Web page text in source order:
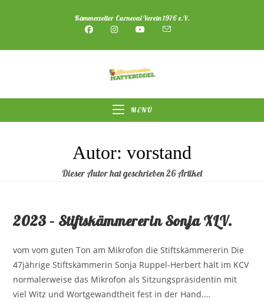
Kämmerzeller Carneval Verein 1976 e.V.
MENÜ
Autor: vorstand
Dieser Autor hat geschrieben 26 Artikel
2023 – Stiftskämmererin Sonja XLV.
vom vom guten Ton am Mikrofon die Stiftskämmererin Die
47jährige Stiftskämmerin Sonja Ruppel-Herbert hält im KCV
normalerweise das Mikrofon als Sitzungspräsidentin mit
viel Witz und Wortgewandtheit fest in der Hand.…